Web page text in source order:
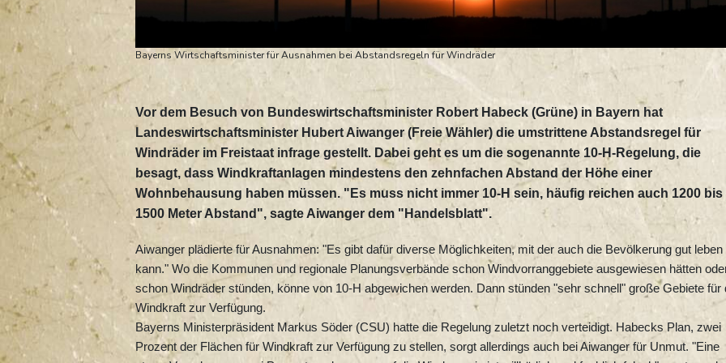
Bayerns Wirtschaftsminister für Ausnahmen bei Abstandsregeln für Windräder
Vor dem Besuch von Bundeswirtschaftsminister Robert Habeck (Grüne) in Bayern hat
Landeswirtschaftsminister Hubert Aiwanger (Freie Wähler) die umstrittene Abstandsregel für
Windräder im Freistaat infrage gestellt. Dabei geht es um die sogenannte 10-H-Regelung, die
besagt, dass Windkraftanlagen mindestens den zehnfachen Abstand der Höhe einer
Wohnbehausung haben müssen. "Es muss nicht immer 10-H sein, häufig reichen auch 1200 bis
1500 Meter Abstand", sagte Aiwanger dem "Handelsblatt".
Aiwanger plädierte für Ausnahmen: "Es gibt dafür diverse Möglichkeiten, mit der auch die Bevölkerung gut leben
kann." Wo die Kommunen und regionale Planungsverbände schon Windvorranggebiete ausgewiesen hätten
schon Windräder stünden, könne von 10-H abgewichen werden. Dann stünden "sehr schnell" große Gebiete für
Windkraft zur Verfügung.
Bayerns Ministerpräsident Markus Söder (CSU) hatte die Regelung zuletzt noch verteidigt. Habecks Plan, zwei
Prozent der Flächen für Windkraft zur Verfügung zu stellen, sorgt allerdings auch bei Aiwanger für Unmut. "Eine